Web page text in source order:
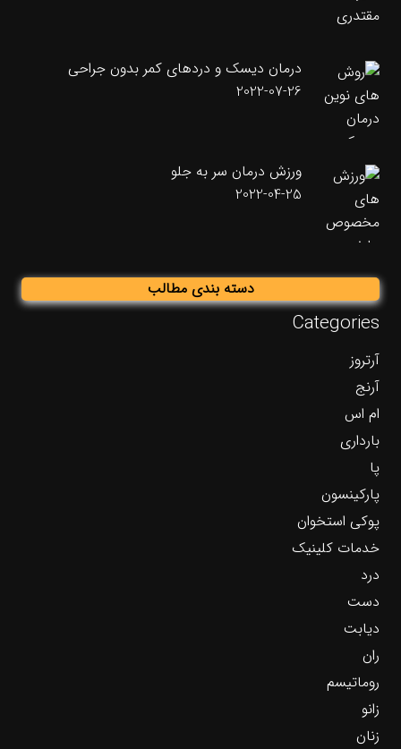
درمان دیسک و دردهای کمر بدون جراحی
2022-07-26
ورزش درمان سر به جلو
2022-04-25
دسته بندی مطالب
Categories
آرتروز
آرنج
ام اس
بارداری
پا
پارکینسون
پوکی استخوان
خدمات کلینیک
درد
دست
دیابت
ران
روماتیسم
زانو
زنان